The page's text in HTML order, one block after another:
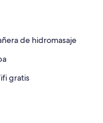
de hidromasaje,
de hidromasaje
gratis